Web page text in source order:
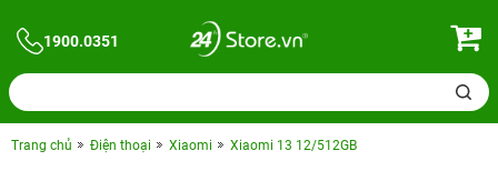
1900.0351
Trang chủ Điện thoại Xiaomi Xiaomi 13 12/512GB